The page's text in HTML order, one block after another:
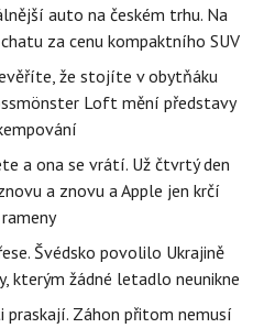
auto na českém trhu. Na
za cenu kompaktního SUV
že stojíte v obytňáku
Loft mění představy
a ona se vrátí. Už čtvrtý den
a znovu a Apple jen krčí
rameny
Švédsko povolilo Ukrajině
kterým žádné letadlo neunikne
praskají. Záhon přitom nemusí